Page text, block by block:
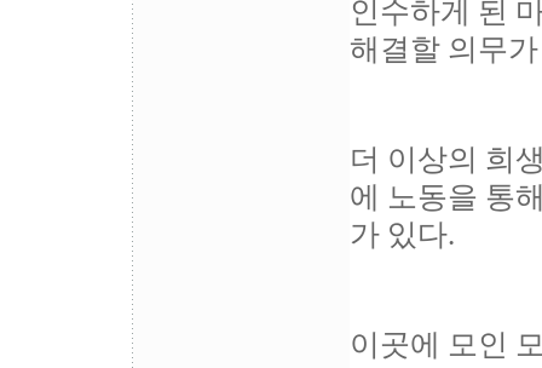
인수하게 된
해결할 의무
더 이상의 희
에 노동을 통
가 있다.
이곳에 모인